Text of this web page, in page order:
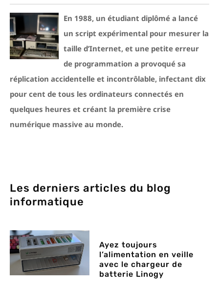
En 1988, un étudiant diplômé a lancé
un script expérimental pour mesurer la
taille d’Internet, et une petite erreur
de programmation a provoqué sa
réplication accidentelle et incontrôlable, infectant dix
pour cent de tous les ordinateurs connectés en
quelques heures et créant la première crise
numérique massive au monde.
Les derniers articles du blog
informatique
Ayez toujours
l’alimentation en veille
avec le chargeur de
batterie Linogy